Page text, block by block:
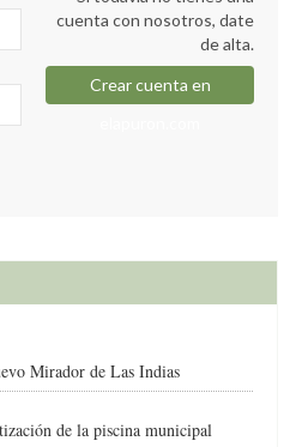
defensa alguna.
cuenta con nosotros, date
de alta.
Crear cuenta en
Mirador de Las Indias
de la piscina municipal